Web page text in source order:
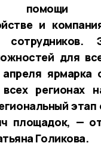
помощи
и
сотрудников.
для
ярмарка
регионах
этап
площадок, —
Голикова.